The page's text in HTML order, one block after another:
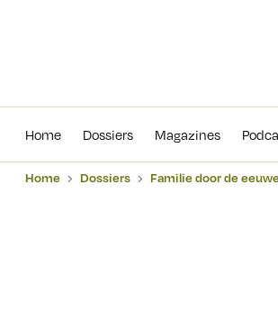
Home Dossiers Magazines
Home Dossiers Familie door de